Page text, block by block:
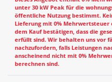
unter 30 kW Peak für die
öffentliche Nutzung bestimmt.
Lieferung mit 0% Mehrwertsteuer
dem Kauf bestätigen, dass die
erfüllt sind. Wir behalten uns vor
nachzufordern, falls Leistungen
anscheinend nicht mit 0%
berechnen sind.